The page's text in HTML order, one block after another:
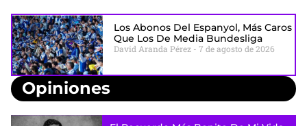
Los Abonos Del Espanyol, Más Caros
Que Los De Media Bundesliga
David Aranda Pérez 7 de agosto de 2026
Opiniones